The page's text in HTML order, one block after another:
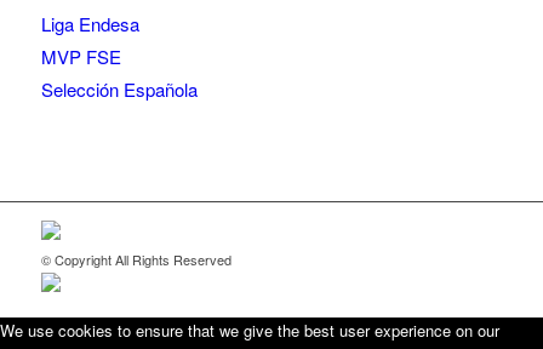
Liga Endesa
MVP FSE
Selección Española
© Copyright All Rights Reserved
We use cookies to ensure that we give the best user experience on our